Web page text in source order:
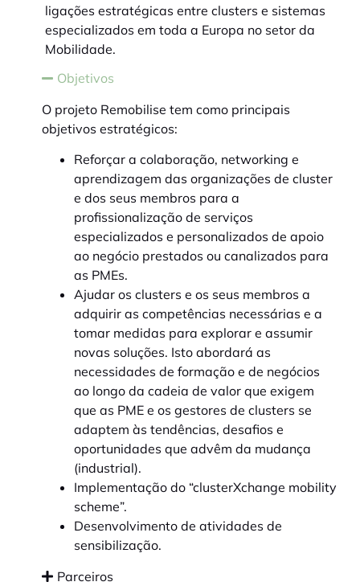
ligações estratégicas entre clusters e sistemas
especializados em toda a Europa no setor da
Mobilidade.
Objetivos
O projeto Remobilise tem como principais
objetivos estratégicos:
Reforçar a colaboração, networking e
aprendizagem das organizações de cluster
e dos seus membros para a
profissionalização de serviços
especializados e personalizados de apoio
ao negócio prestados ou canalizados para
as PMEs.
Ajudar os clusters e os seus membros a
adquirir as competências necessárias e a
tomar medidas para explorar e assumir
novas soluções. Isto abordará as
necessidades de formação e de negócios
ao longo da cadeia de valor que exigem
que as PME e os gestores de clusters se
adaptem às tendências, desafios e
oportunidades que advêm da mudança
(industrial).
Implementação do “clusterXchange mobility
scheme”.
Desenvolvimento de atividades de
sensibilização.
Parceiros